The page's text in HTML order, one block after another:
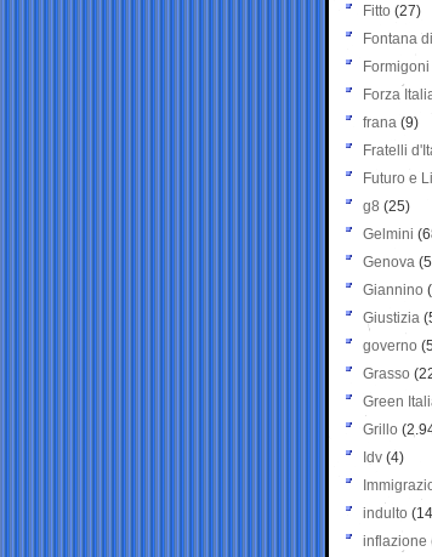
Fitto (27)
Fontana
Formigoni
Forza
frana (9)
Fratelli
Futuro e
g8 (25)
Gelmini
Genova
Giannino
Giustizia
governo
Grasso
Green
Grillo
Idv (4)
indulto
inflazione